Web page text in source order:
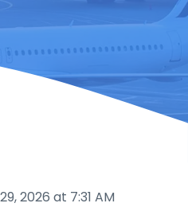
2026 at 7:31 AM